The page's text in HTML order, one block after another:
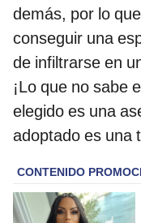
demás, por lo
conseguir una
de infiltrarse en
¡Lo que no sabe
elegido es una
adoptado es una